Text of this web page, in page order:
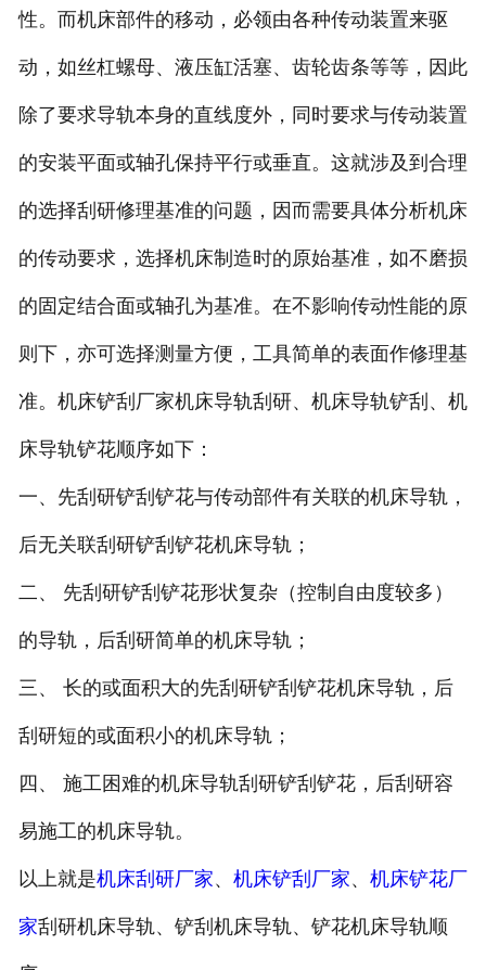
性。而机床部件的移动，必领由各种传动装置来驱
动，如丝杠螺母、液压缸活塞、齿轮齿条等等，因此
除了要求导轨本身的直线度外，同时要求与传动装置
的安装平面或轴孔保持平行或垂直。这就涉及到合理
的选择刮研修理基准的问题，因而需要具体分析机床
的传动要求，选择机床制造时的原始基准，如不磨损
的固定结合面或轴孔为基准。在不影响传动性能的原
则下，亦可选择测量方便，工具简单的表面作修理基
准。机床铲刮厂家机床导轨刮研、机床导轨铲刮、机
床导轨铲花顺序如下：
一、先刮研铲刮铲花与传动部件有关联的机床导轨，
后无关联刮研铲刮铲花机床导轨；
二、 先刮研铲刮铲花形状复杂（控制自由度较多）
的导轨，后刮研简单的机床导轨；
三、 长的或面积大的先刮研铲刮铲花机床导轨，后
刮研短的或面积小的机床导轨；
四、 施工困难的机床导轨刮研铲刮铲花，后刮研容
易施工的机床导轨。
以上就是机床刮研厂家、 机床铲刮厂家、 机床铲花厂
家刮研机床导轨、铲刮机床导轨、铲花机床导轨顺